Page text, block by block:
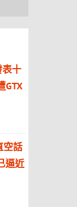
表十
GTX
空話
逼近